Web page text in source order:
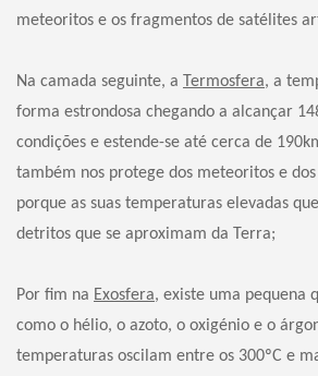
meteoritos e os fragmentos de satélites
Na camada seguinte, a Termosfera, a
forma estrondosa chegando a alcançar
condições e estende-se até cerca de
também nos protege dos meteoritos e
porque as suas temperaturas elevadas
detritos que se aproximam da Terra;
Por fim na Exosfera, existe uma pequena
como o hélio, o azoto, o oxigénio e o
temperaturas oscilam entre os 300ºC e